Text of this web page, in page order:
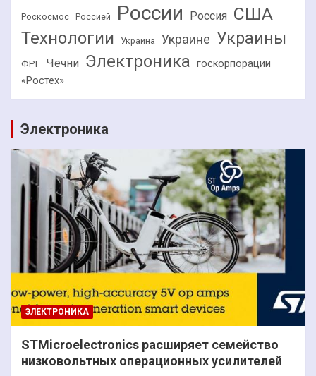
Роскосмос Россией России Россия США
Технологии Украина Украине Украины
ФРГ Чечни Электроника госкорпорации
«Ростех»
Электроника
ЭЛЕКТРОНИКА
STMicroelectronics расширяет семейство
низковольтных операционных усилителей